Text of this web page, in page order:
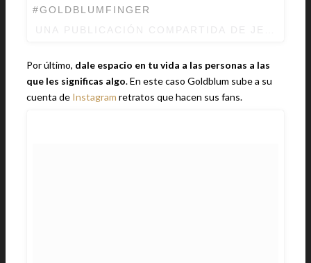
#GOLDBLUMFINGER
Por último, dale espacio en tu vida a las personas a las
que les significas algo. En este caso Goldblum sube a su
cuenta de Instagram retratos que hacen sus fans.